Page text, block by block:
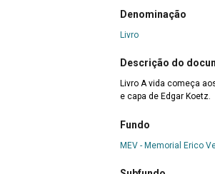
Denominação
Livro
Descrição do
Livro A vida começa
e capa de Edgar Koetz.
Fundo
MEV - Memorial Erico